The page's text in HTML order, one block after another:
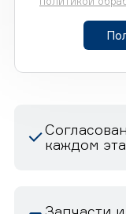
каждом